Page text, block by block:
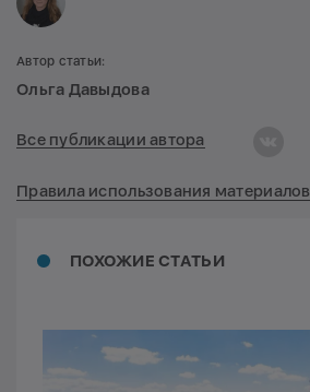
ПОХОЖИЕ СТАТЬИ
Автор статьи:
Ольга Давыдова
Все публикации автора
Правила использования материалов